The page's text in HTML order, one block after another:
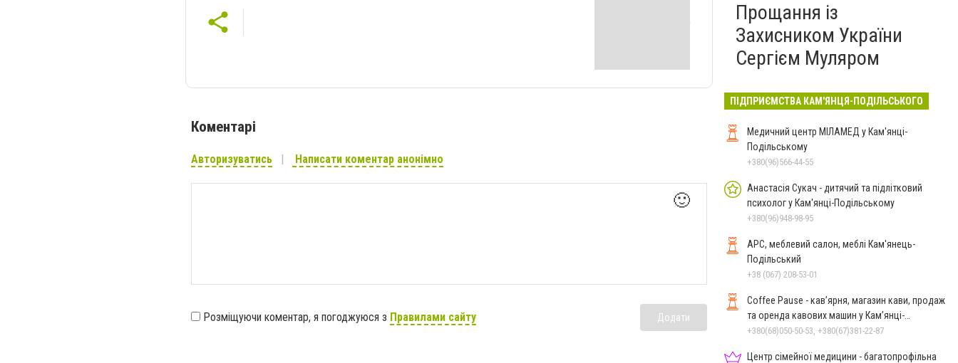
Коментарі
Авторизуватись Написати коментар анонімно
🙂
Розміщуючи коментар, я погоджуюся з Правилами сайту Додати
Прощання із
Захисником України
Сергієм Муляром
ПІДПРИЄМСТВА КАМ'ЯНЦЯ-ПОДІЛЬСЬКОГО
Медичний центр МІЛАМЕД у Кам'янці-
Подільському
+380(96)566-44-55
Анастасія Сукач - дитячий та підлітковий
психолог у Кам'янці-Подільському
+380(96)948-98-95
АРС, меблевий салон, меблі Кам'янець-
Подільський
+38 (067) 208-53-01
Coffee Pause - кав’ярня, магазин кави, продаж
та оренда кавових машин у Кам’янці-
Подільському
+380(68)050-50-53, +380(67)381-22-87
Центр сімейної медицини - багатопрофільна